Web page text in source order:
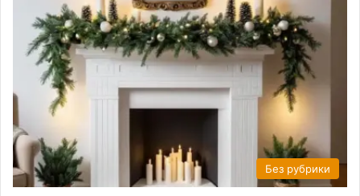
Без рубрики